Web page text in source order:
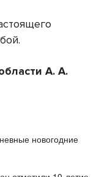
А. А.
новогодние